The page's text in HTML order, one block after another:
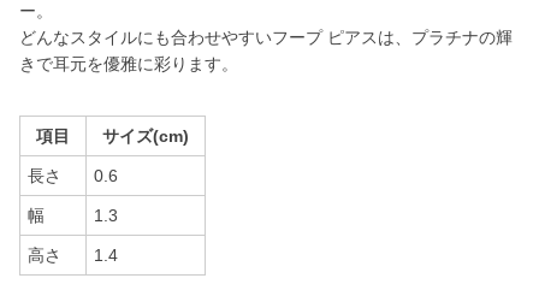
ー。
どんなスタイルにも合わせやすいフープ ピアスは、プラチナの輝
きで耳元を優雅に彩ります。
項目 サイズ(cm)
長さ 0.6
幅 1.3
高さ 1.4